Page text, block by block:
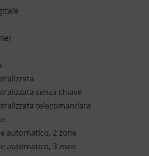
senza chiave
telecomandata
automatico, 2 zone
automatico, 3 zone